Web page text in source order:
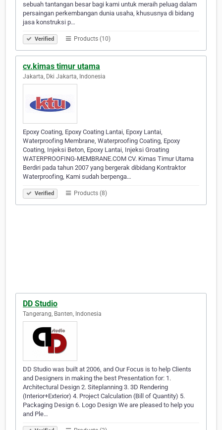
sebuah tantangan besar bagi kami untuk meraih peluag dalam
persaingan perkembangan dunia usaha, khususnya di bidang
jasa konstruksi p…
Verified Products (10)
cv.kimas timur utama
Jakarta, Dki Jakarta, Indonesia
Epoxy Coating, Epoxy Coating Lantai, Epoxy Lantai,
Waterproofing Membrane, Waterproofing Coating, Epoxy
Coating, Injeksi Beton, Epoxy Lantai, Injeksi Groating
WATERPROOFING-MEMBRANE.COM CV. Kimas Timur Utama
Berdiri pada tahun 2007 yang bergerak dibidang Kontraktor
Waterproofing, Kami sudah berpenga…
Verified Products (8)
DD Studio
Tangerang, Banten, Indonesia
DD Studio was built at 2006, and Our Focus is to help Clients
and Designers in making the best Presentation for: 1.
Architectural Design 2. Siteplanning 3. 3D Rendering
(Interior+Exterior) 4. Project Calculation (Bill of Quantity) 5.
Packaging Design 6. Logo Design We are pleased to help you
and Ple…